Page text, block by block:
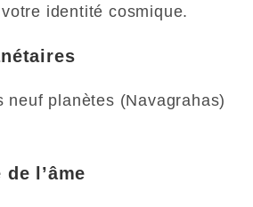
identité cosmique.
neuf planètes (Navagrahas)
l’âme